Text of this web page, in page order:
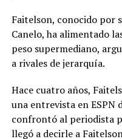
Faitelson, conocido por
Canelo, ha alimentado
peso supermediano,
a rivales de jerarquía.
Hace cuatro años,
una entrevista en ESPN
confrontó al periodista
llegó a decirle a